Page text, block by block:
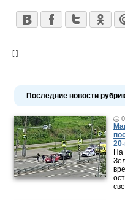
[ ]
Последние новости
На